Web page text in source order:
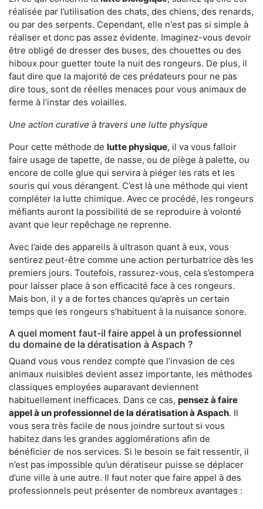
réalisée par l’utilisation des chats, des chiens, des renards,
ou par des serpents. Cependant, elle n'est pas si simple à
réaliser et donc pas assez évidente. Imaginez-vous devoir
être obligé de dresser des buses, des chouettes ou des
hiboux pour guetter toute la nuit des rongeurs. De plus, il
faut dire que la majorité de ces prédateurs pour ne pas
dire tous, sont de réelles menaces pour vous animaux de
ferme à l’instar des volailles.
Une action curative à travers une lutte physique
Pour cette méthode de lutte physique, il va vous falloir
faire usage de tapette, de nasse, ou de piège à palette, ou
encore de colle glue qui servira à piéger les rats et les
souris qui vous dérangent. C’est là une méthode qui vient
compléter la lutte chimique. Avec ce procédé, les rongeurs
méfiants auront la possibilité de se reproduire à volonté
avant que leur repêchage ne reprenne.
Avec l’aide des appareils à ultrason quant à eux, vous
sentirez peut-être comme une action perturbatrice dès les
premiers jours. Toutefois, rassurez-vous, cela s’estompera
pour laisser place à son efficacité face à ces rongeurs.
Mais bon, il y a de fortes chances qu’après un certain
temps que les rongeurs s’habituent à la nuisance sonore.
A quel moment faut-il faire appel à un professionnel
du domaine de la dératisation à Aspach ?
Quand vous vous rendez compte que l’invasion de ces
animaux nuisibles devient assez importante, les méthodes
classiques employées auparavant deviennent
habituellement inefficaces. Dans ce cas, pensez à faire
appel à un professionnel de la dératisation à Aspach. Il
vous sera très facile de nous joindre surtout si vous
habitez dans les grandes agglomérations afin de
bénéficier de nos services. Si le besoin se fait ressentir, il
n’est pas impossible qu’un dératiseur puisse se déplacer
d’une ville à une autre. Il faut noter que faire appel à des
professionnels peut présenter de nombreux avantages :